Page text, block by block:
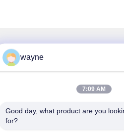
뉴스레터
더 많은 정보를 얻기 위해 뉴스레터에
wayne
7:09 AM
Good day, what product are you
for?